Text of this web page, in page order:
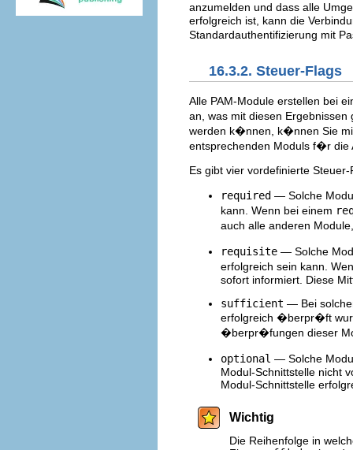
anzumelden und dass alle
erfolgreich ist, kann die
Standardauthentifizierung mit
16.3.2. Steuer-Flags
Alle PAM-Module erstellen bei
an, was mit diesen
werden k�nnen, k�nnen Sie
entsprechenden Moduls f�r die
Es gibt vier vordefinierte Steuer-
required — Solche
kann. Wenn bei einem
auch alle anderen
requisite — Solche
erfolgreich sein kann.
sofort informiert. Diese
sufficient — Bei
erfolgreich �berpr�ft
�berpr�fungen dieser
optional — Solche
Modul-Schnittstelle nicht
Modul-Schnittstelle
Wichtig
Die Reihenfolge in